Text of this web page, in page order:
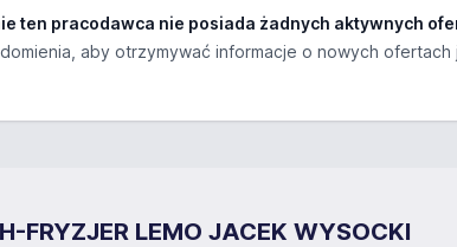
ten pracodawca nie posiada żadnych aktywnych
aby otrzymywać informacje o nowych
LEMO JACEK WYSOCKI